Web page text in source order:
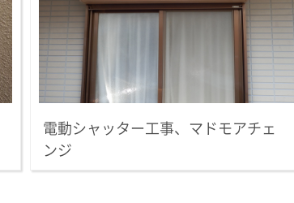
電動シャッター工事、マドモアチェ
ンジ